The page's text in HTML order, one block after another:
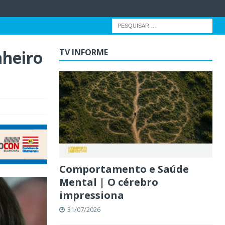
TV INFORME
Comportamento e Saúde
Mental | O cérebro
impressiona
31/07/2026